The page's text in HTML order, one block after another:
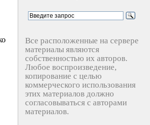
Все расположенные на сервере
материалы являются
собственностью их авторов.
Любое воспроизведение,
копирование с целью
коммерческого использования
этих материалов должно
согласовываться с авторами
материалов.